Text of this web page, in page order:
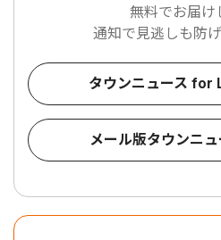
無料でお届け
通知で見逃しも防
タウンニュース for
メール版タウンニ